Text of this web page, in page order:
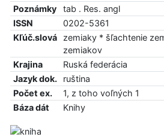
Poznámky
tab . Res. angl
ISSN
0202-5361
Kľúč.slová
zemiaky * šľachtenie
zemiakov
Krajina
Ruská federácia
Jazyk dok.
ruština
Počet ex.
1, z toho voľných 1
Báza dát
Knihy